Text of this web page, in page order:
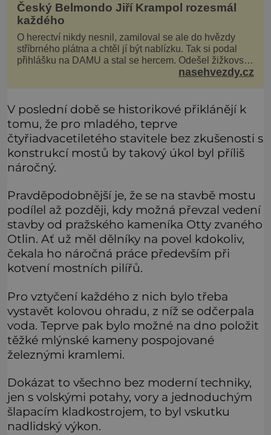
Český Belmondo Jiří Krampol rozesmál
každého
O herectví nikdy nesnil, zamiloval se ale do hvězdy
stříbrného plátna a chtěl jí být nablízku. Tak si podal
přihlášku na DAMU a stal se hercem. Odešel žižkovský
matador, který všude rozdával humor, i když jemu
nasehvezdy.cz
V poslední době se historikové přiklánějí k
tomu, že pro mladého, teprve
čtyřiadvacetiletého stavitele bez zkušenosti s
konstrukcí mostů by takový úkol byl příliš
náročný.
Pravděpodobnější je, že se na stavbě mostu
podílel až později, kdy možná převzal vedení
stavby od pražského kameníka Otty zvaného
Otlin. Ať už měl dělníky na povel kdokoliv,
čekala ho náročná práce především při
kotvení mostních pilířů.
Pro vztyčení každého z nich bylo třeba
vystavět kolovou ohradu, z níž se odčerpala
voda. Teprve pak bylo možné na dno položit
těžké mlýnské kameny pospojované
železnými kramlemi.
Dokázat to všechno bez moderní techniky,
jen s volskými potahy, vory a jednoduchým
šlapacím kladkostrojem, to byl vskutku
nadlidský výkon.